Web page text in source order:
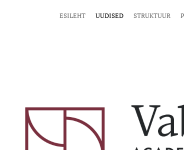
ESILEHT UUDISED STRUKTUUR